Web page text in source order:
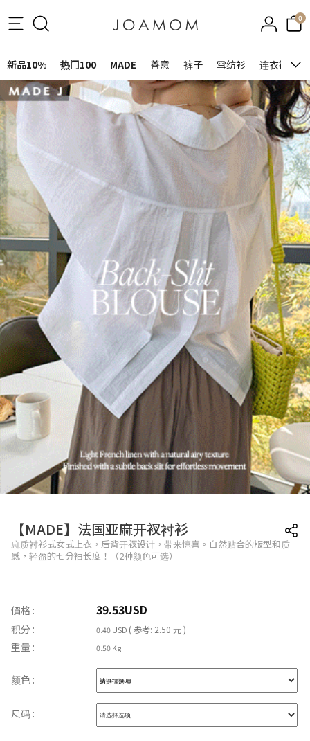
0
新品10% 热门100 MADE 善意 裤子 雪纺衫 连衣裙&裙
【MADE】法国亚麻开衩衬衫
麻质衬衫式女式上衣，后背开衩设计，带来惊喜。自然贴合的版型和质
感，轻盈的七分袖长度！（2种颜色可选）
價格 : 39.53USD
积分 : 0.40 USD ( 参考: 2.50 元 )
重量 : 0.50 Kg
颜色 :
尺码 :